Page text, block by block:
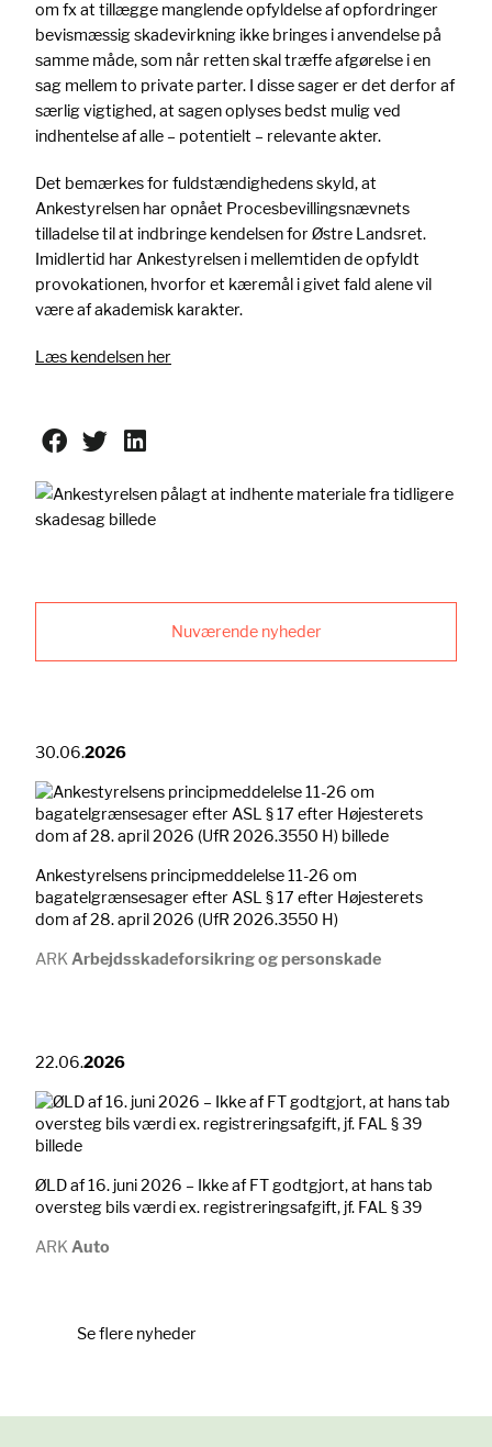
om fx at tillægge manglende opfyldelse af opfordringer
bevismæssig skadevirkning ikke bringes i anvendelse på
samme måde, som når retten skal træffe afgørelse i en
sag mellem to private parter. I disse sager er det derfor af
særlig vigtighed, at sagen oplyses bedst mulig ved
indhentelse af alle – potentielt – relevante akter.
Det bemærkes for fuldstændighedens skyld, at
Ankestyrelsen har opnået Procesbevillingsnævnets
tilladelse til at indbringe kendelsen for Østre Landsret.
Imidlertid har Ankestyrelsen i mellemtiden de opfyldt
provokationen, hvorfor et kæremål i givet fald alene vil
være af akademisk karakter.
Læs kendelsen her
Nuværende nyheder
30.06.2026
Ankestyrelsens principmeddelelse 11-26 om
bagatelgrænsesager efter ASL § 17 efter Højesterets
dom af 28. april 2026 (UfR 2026.3550 H)
ARK Arbejdsskadeforsikring og personskade
22.06.2026
ØLD af 16. juni 2026 – Ikke af FT godtgjort, at hans tab
oversteg bils værdi ex. registreringsafgift, jf. FAL § 39
ARK Auto
Se flere nyheder